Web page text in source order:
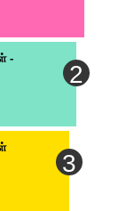
-